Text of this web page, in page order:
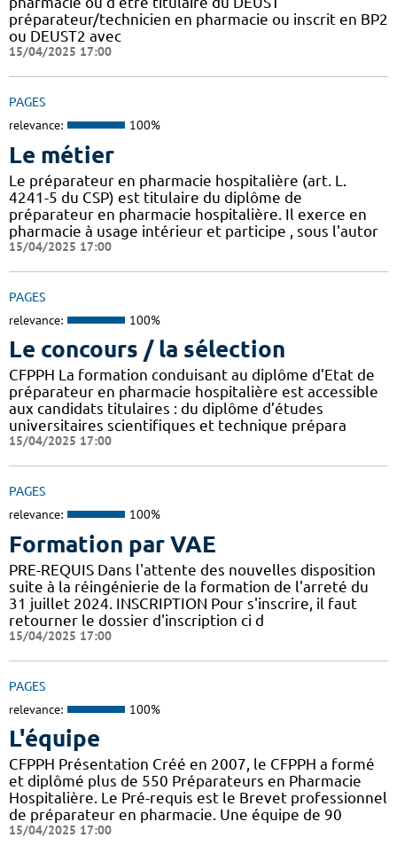
préparateur/technicien en pharmacie ou inscrit en BP2
ou DEUST2 avec
15/04/2025 17:00
PAGES
relevance: 100%
Le métier
Le préparateur en pharmacie hospitalière (art. L.
4241-5 du CSP) est titulaire du diplôme de
préparateur en pharmacie hospitalière. Il exerce en
pharmacie à usage intérieur et participe , sous l'autor
15/04/2025 17:00
PAGES
relevance: 100%
Le concours / la sélection
CFPPH La formation conduisant au diplôme d’Etat de
préparateur en pharmacie hospitalière est accessible
aux candidats titulaires : du diplôme d’études
universitaires scientifiques et technique prépara
15/04/2025 17:00
PAGES
relevance: 100%
Formation par VAE
PRE-REQUIS Dans l'attente des nouvelles disposition
suite à la réingénierie de la formation de l'arreté du
31 juillet 2024. INSCRIPTION Pour s'inscrire, il faut
retourner le dossier d'inscription ci d
15/04/2025 17:00
PAGES
relevance: 100%
L'équipe
CFPPH Présentation Créé en 2007, le CFPPH a formé
et diplômé plus de 550 Préparateurs en Pharmacie
Hospitalière. Le Pré-requis est le Brevet professionnel
de préparateur en pharmacie. Une équipe de 90
15/04/2025 17:00